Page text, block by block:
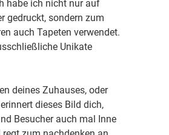
habe ich nicht nur auf
gedruckt, sondern zum
auch Tapeten verwendet.
Unikate
deines Zuhauses, oder
dieses Bild dich,
Besucher auch mal Inne